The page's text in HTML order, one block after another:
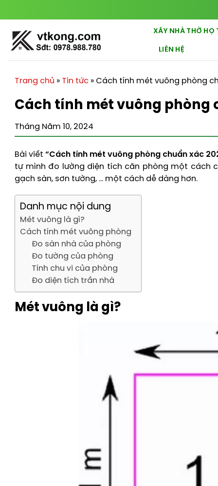
đến
dung
XÂY NHÀ THỜ HỌ
LIÊN HỆ
Trang chủ » Tin tức » Cách tính mét vuông phòng
Cách tính mét vuông phòng
Tháng Năm 10, 2024
Bài viết“Cách tính mét vuông phòng chuẩn xác
tự mình đo lường diện tích căn phòng một cách
gạch sàn, sơn tường, … một cách dễ dàng hơn.
Danh mục nội dung
Mét vuông là gì?
Cách tính mét vuông phòng
Đo sàn nhà của phòng
Đo tường của phòng
Tính chu vi của phòng
Đo diện tích trần nhà
Mét vuông là gì?